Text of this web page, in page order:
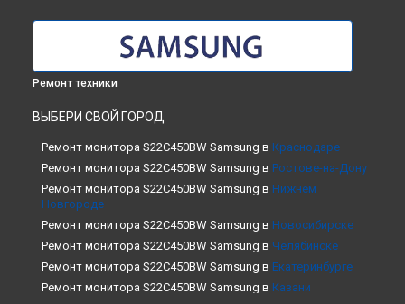
Ремонт техники
ВЫБЕРИ СВОЙ ГОРОД
Ремонт монитора S22C450BW Samsung в Краснодаре
Ремонт монитора S22C450BW Samsung в Ростове-на-Дону
Ремонт монитора S22C450BW Samsung в Нижнем
Новгороде
Ремонт монитора S22C450BW Samsung в Новосибирске
Ремонт монитора S22C450BW Samsung в Челябинске
Ремонт монитора S22C450BW Samsung в Екатеринбурге
Ремонт монитора S22C450BW Samsung в Казани